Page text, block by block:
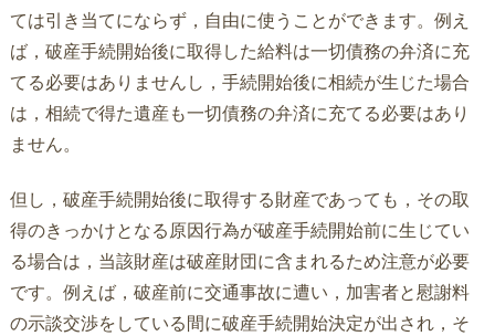
ては引き当てにならず，自由に使うことができます。例え
ば，破産手続開始後に取得した給料は一切債務の弁済に充
てる必要はありませんし，手続開始後に相続が生じた場合
は，相続で得た遺産も一切債務の弁済に充てる必要はあり
ません。
但し，破産手続開始後に取得する財産であっても，その取
得のきっかけとなる原因行為が破産手続開始前に生じてい
る場合は，当該財産は破産財団に含まれるため注意が必要
です。例えば，破産前に交通事故に遭い，加害者と慰謝料
の示談交渉をしている間に破産手続開始決定が出され，そ